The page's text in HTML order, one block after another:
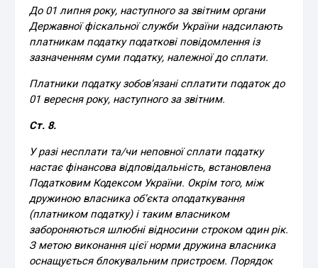
До 01 липня року, наступного за звітним органи
Державної фіскальної служби України надсилають
платникам податку податкові повідомлення із
зазначенням суми податку, належної до сплати.
Платники податку зобов’язані сплатити податок до
01 вересня року, наступного за звітним.
Ст. 8.
У разі несплати та/чи неповної сплати податку
настає фінансова відповідальність, встановлена
Податковим Кодексом України. Окрім того, між
дружиною власника об’єкта оподаткування
(платником податку) і таким власником
забороняються шлюбні відносини строком один рік.
З метою виконання цієї норми дружина власника
оснащується блокувальним пристроєм. Порядок